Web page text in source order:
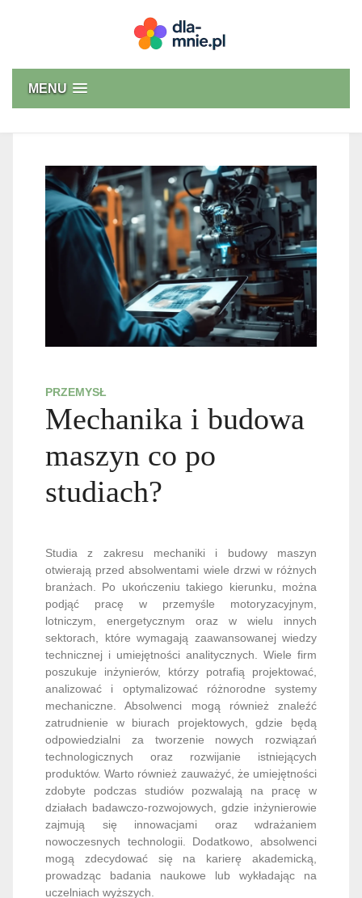
MENU
PRZEMYSŁ
Mechanika i budowa
maszyn co po
studiach?
Studia z zakresu mechaniki i budowy maszyn
otwierają przed absolwentami wiele drzwi w różnych
branżach. Po ukończeniu takiego kierunku, można
podjąć pracę w przemyśle motoryzacyjnym,
lotniczym, energetycznym oraz w wielu innych
sektorach, które wymagają zaawansowanej wiedzy
technicznej i umiejętności analitycznych. Wiele firm
poszukuje inżynierów, którzy potrafią projektować,
analizować i optymalizować różnorodne systemy
mechaniczne. Absolwenci mogą również znaleźć
zatrudnienie w biurach projektowych, gdzie będą
odpowiedzialni za tworzenie nowych rozwiązań
technologicznych oraz rozwijanie istniejących
produktów. Warto również zauważyć, że umiejętności
zdobyte podczas studiów pozwalają na pracę w
działach badawczo-rozwojowych, gdzie inżynierowie
zajmują się innowacjami oraz wdrażaniem
nowoczesnych technologii. Dodatkowo, absolwenci
mogą zdecydować się na karierę akademicką,
prowadząc badania naukowe lub wykładając na
uczelniach wyższych.